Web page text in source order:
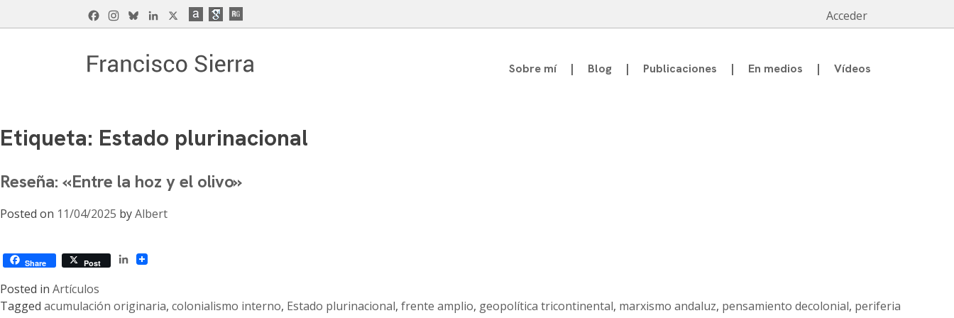
to
FacebookInstagram
BlueskyLinkedIn Acceder
Sobre mí Blog Publicaciones En medios Vídeos
Etiqueta: Estado plurinacional
Reseña: «Entre la hoz y el olivo»
Posted on 11/04/2025 byAlbert
Share Post
LinkedIn
Posted in Artículos
Tagged acumulación originaria, colonialismo interno, Estado plurinacional, frente amplio, geopolítica tricontinental, marxismo andaluz, pensamiento decolonial, periferia